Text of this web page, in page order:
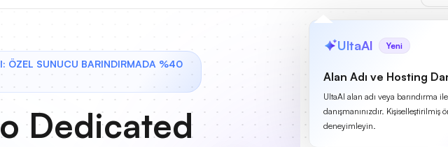
UltaAI Yeni
Alan Adı ve Hosting
UltaAI alan adı veya barındırma
danışmanınızdır. Kişiselleştirilmiş
deneyimleyin.
ÖZEL SUNUCU BARINDIRMADA %40
Dedicated